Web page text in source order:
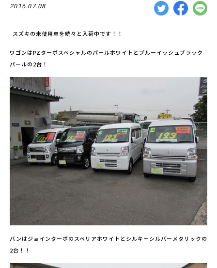
2016.07.08
スズキの未使用車を続々と入荷中です！！
ワゴンはPZターボスペシャルのパールホワイトとブルーイッシュブラック
パールの2台！
バンはジョインターボのスペリアホワイトとシルキーシルバーメタリックの
2台！！